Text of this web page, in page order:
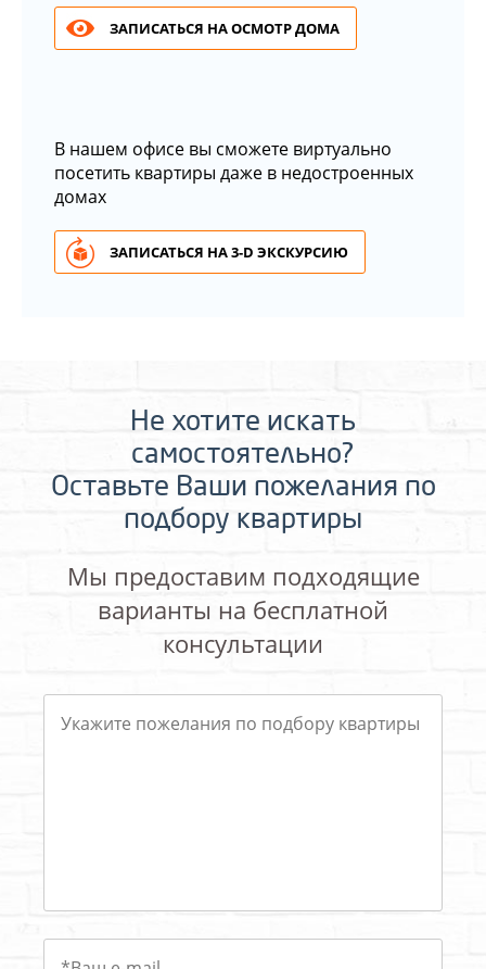
ЗАПИСАТЬСЯ НА ОСМОТР ДОМА
В нашем офисе вы сможете виртуально
посетить квартиры даже в недостроенных
домах
ЗАПИСАТЬСЯ НА 3-D ЭКСКУРСИЮ
Не хотите искать
самостоятельно?
Оставьте Ваши пожелания по
подбору квартиры
Мы предоставим подходящие
варианты на бесплатной
консультации